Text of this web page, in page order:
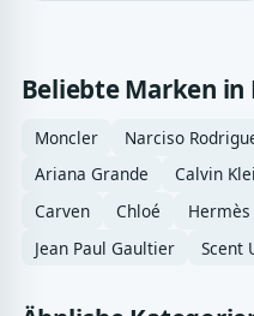
Beliebte Marken in
Moncler Narciso
Ariana Grande
Calvin
Carven
Chloé Hermès
Jean Paul Gaultier
Scent